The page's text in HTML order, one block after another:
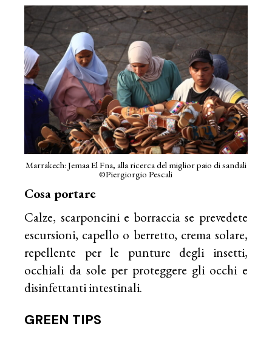
Marrakech: Jemaa El Fna, alla ricerca del miglior paio di sandali
©Piergiorgio Pescali
Cosa portare
Calze, scarponcini e borraccia se prevedete
escursioni, capello o berretto, crema solare,
repellente per le punture degli insetti,
occhiali da sole per proteggere gli occhi e
disinfettanti intestinali.
GREEN TIPS